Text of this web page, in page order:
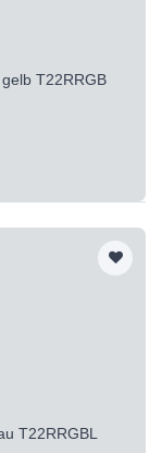
T22RRGB
T22RRGBL